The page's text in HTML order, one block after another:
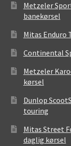
Metzeler
banekørsel
Mitas Enduro
Continental
Metzeler
kørsel
Dunlop
touring
Mitas Street
daglig kørsel